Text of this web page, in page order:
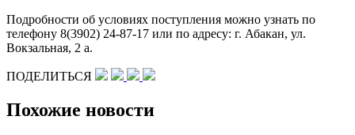
Подробности об условиях поступления можно узнать по
телефону 8(3902) 24-87-17 или по адресу: г. Абакан, ул.
Вокзальная, 2 а.
ПОДЕЛИТЬСЯ
Похожие новости